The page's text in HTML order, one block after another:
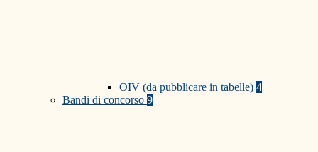
OIV (da pubblicare in tabelle) 4
Bandi di concorso 9